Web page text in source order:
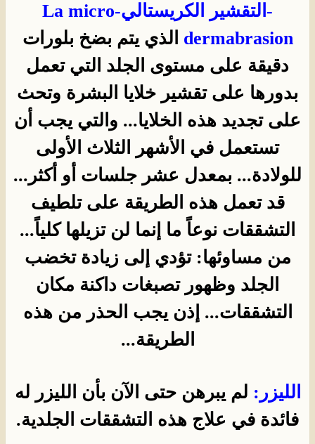
- التقشير الكريستاليLa micro-
dermabrasion الذي يتم بضخ بلورات
دقيقة على مستوى الجلد التي تعمل
بدورها على تقشير خلايا البشرة وتحث
على تجديد هذه الخلايا... والتي يجب أن
تستعمل في الأشهر الثلاث الأولى
للولادة... بمعدل عشر جلسات أو أكثر...
قد تعمل هذه الطريقة على تلطيف
التشققات نوعاً ما إنما لن تزيلها كلياً...
من مساوئها: تؤدي إلى زيادة تخضب
الجلد وظهور تصبغات داكنة مكان
التشققات... إذن يجب الحذر من هذه
الطريقة...
الليزر: لم يبرهن حتى الآن بأن الليزر له
فائدة في علاج هذه التشققات الجلدية.